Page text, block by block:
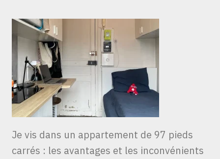
Je vis dans un appartement de 97 pieds
carrés : les avantages et les inconvénients